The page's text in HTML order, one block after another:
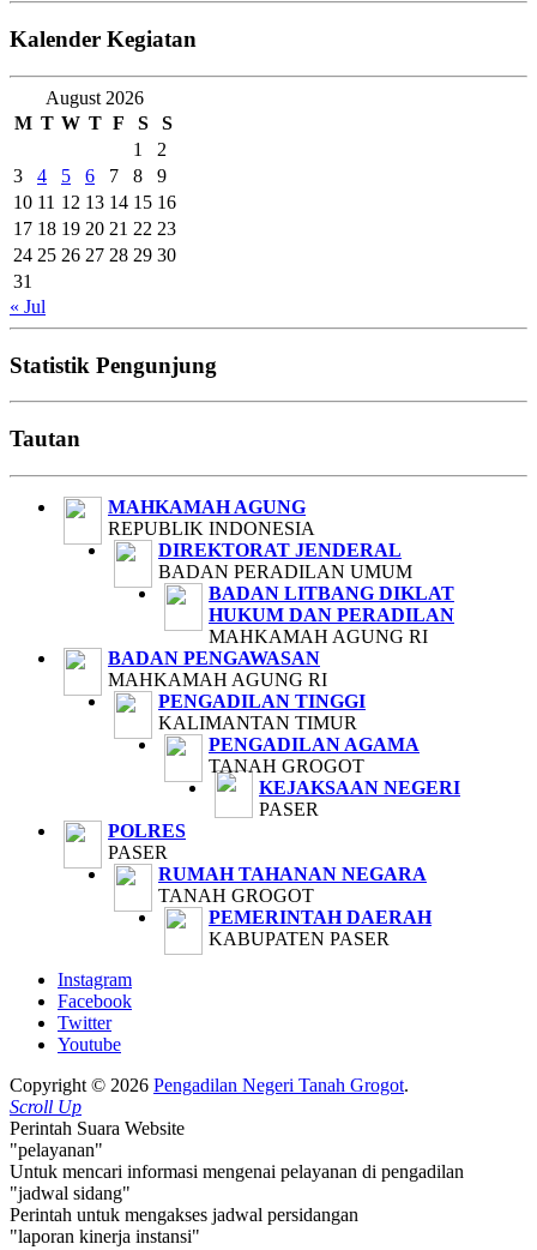
Kalender Kegiatan
August 2026
M T W T F S
S
1
2
3
4 5 6 7 8
9
10 11 12 13 14 15 16
17 18 19 20 21 22 23
24 25 26 27 28 29 30
31
« Jul
Statistik Pengunjung
Tautan
MAHKAMAH AGUNG
REPUBLIK INDONESIA
DIREKTORAT JENDERAL
BADAN PERADILAN UMUM
BADAN LITBANG DIKLAT
HUKUM DAN PERADILAN
MAHKAMAH AGUNG RI
BADAN PENGAWASAN
MAHKAMAH AGUNG RI
PENGADILAN TINGGI
KALIMANTAN TIMUR
PENGADILAN AGAMA
TANAH GROGOT
KEJAKSAAN NEGERI
PASER
POLRES
PASER
RUMAH TAHANAN NEGARA
TANAH GROGOT
PEMERINTAH DAERAH
KABUPATEN PASER
Instagram
Facebook
Twitter
Youtube
Copyright © 2026 Pengadilan Negeri Tanah Grogot.
Scroll Up
Perintah Suara Website
"pelayanan"
Untuk mencari informasi mengenai pelayanan di pengadilan
"jadwal sidang"
Perintah untuk mengakses jadwal persidangan
"laporan kinerja instansi"